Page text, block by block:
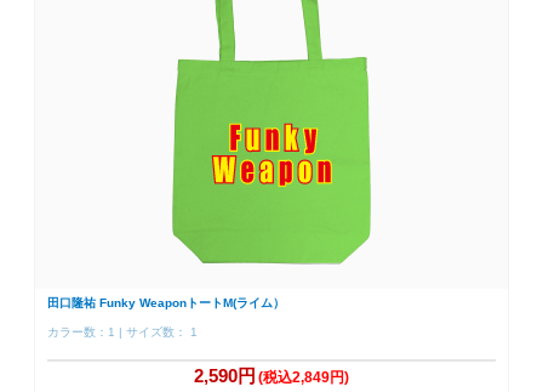
田口隆祐 Funky WeaponトートM(ライム）
カラー数：1 | サイズ数： 1
2,590円 (税込2,849円)